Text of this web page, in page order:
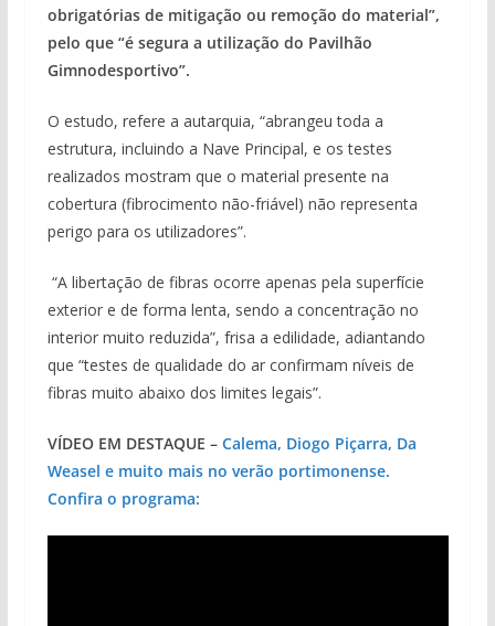
obrigatórias de mitigação ou remoção do material”,
pelo que “é segura a utilização do Pavilhão
Gimnodesportivo”.
O estudo, refere a autarquia, “abrangeu toda a
estrutura, incluindo a Nave Principal, e os testes
realizados mostram que o material presente na
cobertura (fibrocimento não-friável) não representa
perigo para os utilizadores”.
“A libertação de fibras ocorre apenas pela superfície
exterior e de forma lenta, sendo a concentração no
interior muito reduzida”, frisa a edilidade, adiantando
que “testes de qualidade do ar confirmam níveis de
fibras muito abaixo dos limites legais”.
VÍDEO EM DESTAQUE – Calema, Diogo Piçarra, Da
Weasel e muito mais no verão portimonense.
Confira o programa: